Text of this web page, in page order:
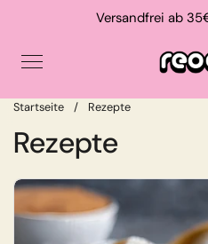
Zum Inhalt springenVersandfrei ab 35€
Shop
Contact
Startseite / Rezepte
Rezepte